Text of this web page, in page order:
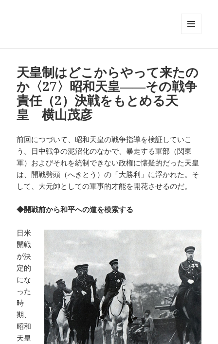
天皇制はどこからやって来たの
か〈27〉昭和天皇――その戦争
責任（2）決戦をもとめる天
皇 横山茂彦
前回につづいて、昭和天皇の戦争指導を検証していこ
う。日中戦争の泥沼化のなかで、暴走する軍部（関東
軍）およびそれを統制できない政権に懐疑的だった天皇
は、開戦劈頭（へきとう）の「大勝利」に浮かれた。そ
して、大元帥としての軍事的才能を開花させるのだ。
◆開戦前から和平への道を模索する
日米
開戦
が決
定的
にな
った
時
期、
昭和
天皇